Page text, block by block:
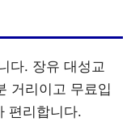
다. 장유 대성교
거리이고 무료입
편리합니다.